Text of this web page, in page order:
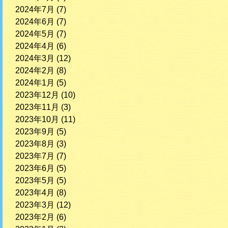
2024年7月 (7)
2024年6月 (7)
2024年5月 (7)
2024年4月 (6)
2024年3月 (12)
2024年2月 (8)
2024年1月 (5)
2023年12月 (10)
2023年11月 (3)
2023年10月 (11)
2023年9月 (5)
2023年8月 (3)
2023年7月 (7)
2023年6月 (5)
2023年5月 (5)
2023年4月 (8)
2023年3月 (12)
2023年2月 (6)